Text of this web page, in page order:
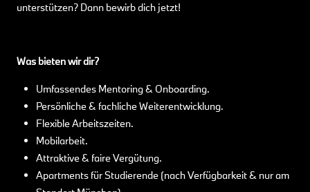
unterstützen? Dann bewirb dich jetzt!
Was bieten wir dir?
Umfassendes Mentoring & Onboarding.
Persönliche & fachliche Weiterentwicklung.
Flexible Arbeitszeiten.
Mobilarbeit.
Attraktive & faire Vergütung.
Apartments für Studierende (nach Verfügbarkeit & nur am